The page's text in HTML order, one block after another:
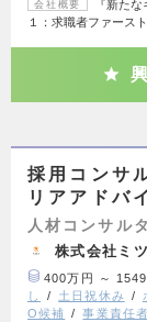
会社概要
『新た
１：求職者ファース
採用コンサ
リアアドバ
人材コンサル
株式会社ミ
400万円 ～ 1549
し
土日祝休み
O候補
事業責任者